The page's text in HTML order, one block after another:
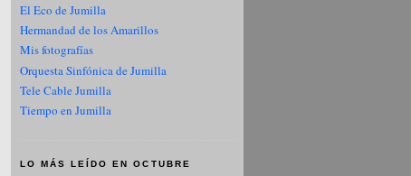
El Eco de Jumilla
Hermandad de los Amarillos
Mis fotografías
Orquesta Sinfónica de Jumilla
Tele Cable Jumilla
Tiempo en Jumilla
LO MÁS LEÍDO EN OCTUBRE